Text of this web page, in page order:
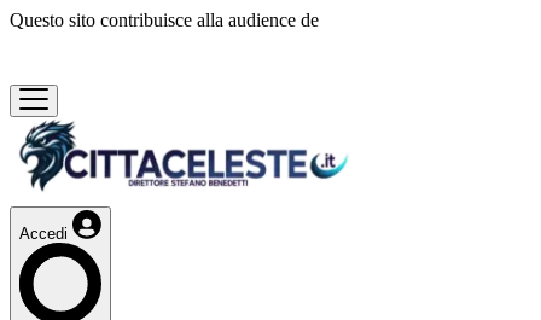
Questo sito contribuisce alla audience de
Accedi